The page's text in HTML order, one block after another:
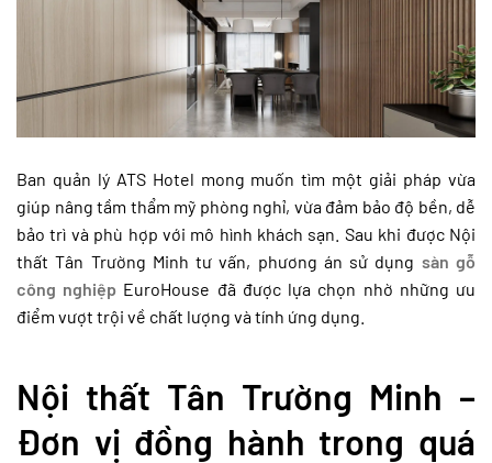
Ban quản lý ATS Hotel mong muốn tìm một giải pháp vừa
giúp nâng tầm thẩm mỹ phòng nghỉ, vừa đảm bảo độ bền, dễ
bảo trì và phù hợp với mô hình khách sạn. Sau khi được Nội
thất Tân Trường Minh tư vấn, phương án sử dụng sàn gỗ
công nghiệp EuroHouse đã được lựa chọn nhờ những ưu
điểm vượt trội về chất lượng và tính ứng dụng.
Nội thất Tân Trường Minh –
Đơn vị đồng hành trong quá